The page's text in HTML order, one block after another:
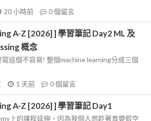
20 小時前 0個留言
A-Z [2026] ] 學習筆記 Day2 ML 及
概念
這個不容易! 整個machine learning分成三個
1 天前 0個留言
A-Z [2026] ] 學習筆記 Day1
上的課程延伸，因為我個人想趁著育嬰假空